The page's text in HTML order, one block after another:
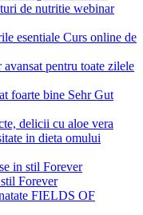
de nutritie webinar
esentiale Curs online de
pentru toate zilele
foarte bine Sehr Gut
delicii cu aloe vera
in dieta omului
in stil Forever
Forever
FIELDS OF